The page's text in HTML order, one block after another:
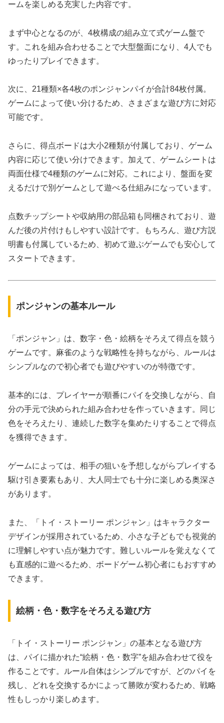
ームを楽しめる充実した内容です。
まず中心となるのが、4枚構成の組み立て式ゲーム盤で
す。これを組み合わせることで大型盤面になり、4人でも
ゆったりプレイできます。
次に、21種類×各4枚のポンジャンパイが合計84枚付属。
ゲームによって使い分けるため、さまざまな遊び方に対応
可能です。
さらに、得点ボードは大小2種類が付属しており、ゲーム
内容に応じて使い分けできます。加えて、ゲームシートは
両面仕様で4種類のゲームに対応。これにより、盤面を変
えるだけで別ゲームとして遊べる仕組みになっています。
点数チップシートや収納用の部品箱も同梱されており、遊
んだ後の片付けもしやすい設計です。もちろん、遊び方説
明書も付属しているため、初めて遊ぶゲームでも安心して
スタートできます。
ポンジャンの基本ルール
「ポンジャン」は、数字・色・絵柄をそろえて得点を競う
ゲームです。麻雀のような戦略性を持ちながら、ルールは
シンプルなので初心者でも遊びやすいのが特徴です。
基本的には、プレイヤーが順番にパイを交換しながら、自
分の手元で決められた組み合わせを作っていきます。同じ
色をそろえたり、連続した数字を集めたりすることで得点
を獲得できます。
ゲームによっては、相手の狙いを予想しながらプレイする
駆け引き要素もあり、大人同士でも十分に楽しめる奥深さ
があります。
また、「トイ・ストーリー ポンジャン」はキャラクター
デザインが採用されているため、小さな子どもでも視覚的
に理解しやすい点が魅力です。難しいルールを覚えなくて
も直感的に遊べるため、ボードゲーム初心者にもおすすめ
できます。
絵柄・色・数字をそろえる遊び方
「トイ・ストーリー ポンジャン」の基本となる遊び方
は、パイに描かれた“絵柄・色・数字”を組み合わせて役を
作ることです。ルール自体はシンプルですが、どのパイを
残し、どれを交換するかによって勝敗が変わるため、戦略
性もしっかり楽しめます。